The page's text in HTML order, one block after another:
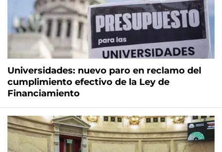
Universidades: nuevo paro en reclamo del
cumplimiento efectivo de la Ley de
Financiamiento